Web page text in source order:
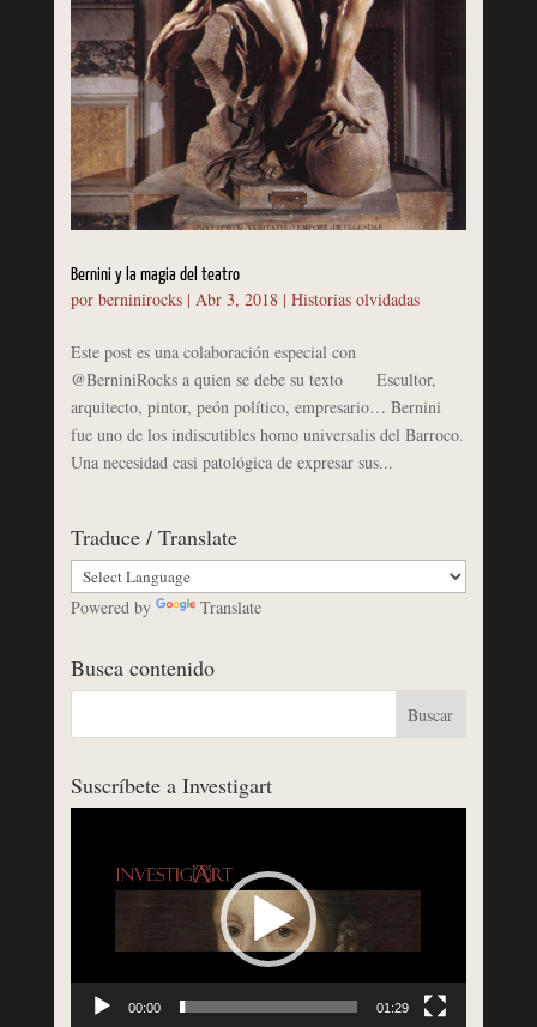
Bernini y la magia del teatro
por berninirocks| Abr 3, 2018| Historias olvidadas
Este post es una colaboración especial con
@BerniniRocks a quien se debe su texto Escultor,
arquitecto, pintor, peón político, empresario… Bernini
fue uno de los indiscutibles homo universalis del Barroco.
Una necesidad casi patológica de expresar sus...
Traduce / Translate
Powered by Translate
Busca contenido
Suscríbete a Investigart
00:00 01:29